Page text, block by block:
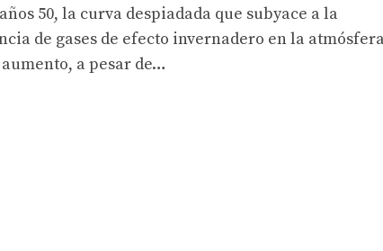
50, la curva despiadada que subyace a la
de gases de efecto invernadero en la
a pesar de…